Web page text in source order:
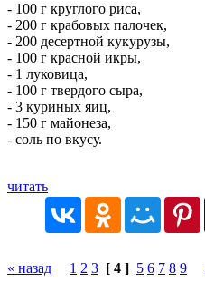
- 100 г круглого риса,
- 200 г крабовых палочек,
- 200 десертной кукурузы,
- 100 г красной икры,
- 1 луковица,
- 100 г твердого сыра,
- 3 куриных яиц,
- 150 г майонеза,
- соль по вкусу.
читать
« назад 1 2 3 [ 4 ] 5 6 7 8 9